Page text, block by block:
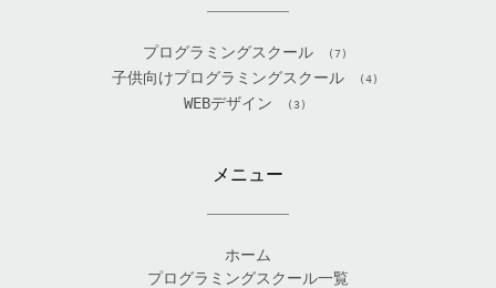
プログラミングスクール (7)
子供向けプログラミングスクール (4)
WEBデザイン (3)
メニュー
ホーム
プログラミングスクール一覧